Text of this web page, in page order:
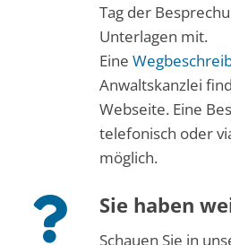
Tag der
Unterlagen mit.
Eine
Anwaltskanzlei
Webseite. Eine
telefonisch oder
möglich.
Sie haben
Schauen Sie in